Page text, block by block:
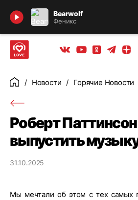
Bearwolf
Феникс
Найти
Вконтакте
Youtube Телеграм
ГлавнаяНовости Горячие Новости
Роберт
выпустить
31.10.2025
Мы мечтали об этом с тех самых